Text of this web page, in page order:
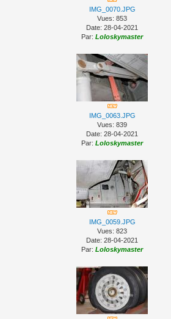
IMG_0070.JPG
Vues: 853
Date: 28-04-2021
Par:Loloskymaster
IMG_0063.JPG
Vues: 839
Date: 28-04-2021
Par:Loloskymaster
IMG_0059.JPG
Vues: 823
Date: 28-04-2021
Par:Loloskymaster